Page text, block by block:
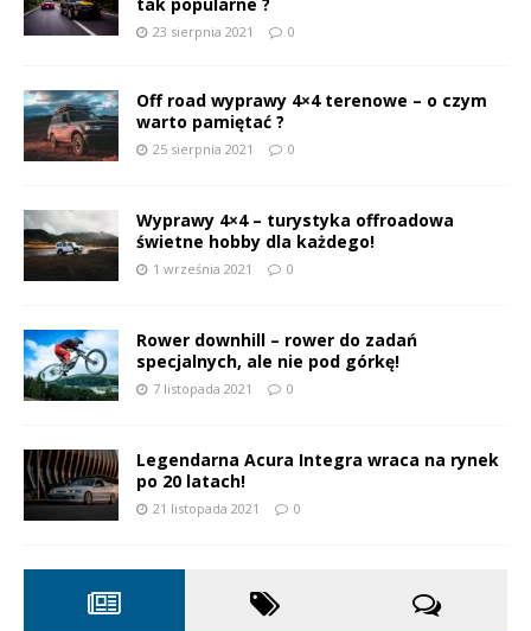
23 sierpnia 2021 0
Off road wyprawy 4×4 terenowe – o czym
warto pamiętać ?
25 sierpnia 2021 0
Wyprawy 4×4 – turystyka offroadowa
świetne hobby dla każdego!
1 września 2021 0
Rower downhill – rower do zadań
specjalnych, ale nie pod górkę!
7 listopada 2021 0
Legendarna Acura Integra wraca na rynek
po 20 latach!
21 listopada 2021 0